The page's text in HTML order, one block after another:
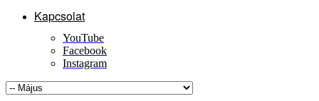
Kapcsolat
YouTube
Facebook
Instagram